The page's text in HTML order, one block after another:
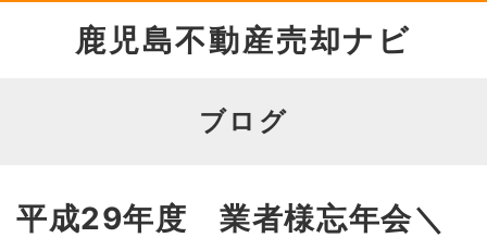
鹿児島不動産売却ナビ
ブログ
平成29年度 業者様忘年会＼